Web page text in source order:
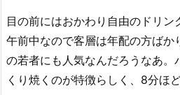
目の前にはおかわり自由のドリ
午前中なので客層は年配の方ばか
の若者にも人気なんだろうなあ。
くり焼くのが特徴らしく、8分ほ